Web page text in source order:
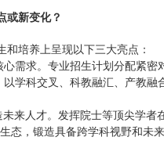
或新变化？
培养上呈现以下三大亮点：
需求。专业招生计划分配紧
学科交叉、科教融汇、产教
未来人才。发挥院士等顶尖学
态，锻造具备跨学科视野和未